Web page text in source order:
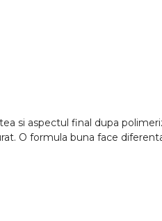
si aspectul final dupa
O formula buna face